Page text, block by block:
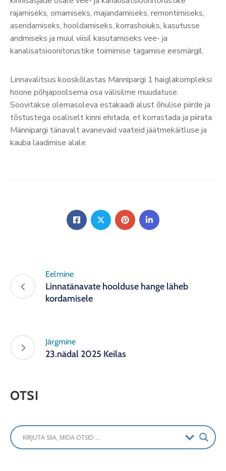
rajamiseks, omamiseks, majandamiseks, remontimiseks,
asendamiseks, hooldamiseks, korrashoiuks, kasutusse
andmiseks ja muul viisil kasutamiseks vee- ja
kanalisatsioonitorustike toimimise tagamise eesmärgil.
Linnavalitsus kooskõlastas Männipargi 1 haiglakompleksi
hoone põhjapoolsema osa välisilme muudatuse.
Soovitakse olemasoleva estakaadi alust õhulise piirde ja
tõstustega osaliselt kinni ehitada, et korrastada ja piirata
Männipargi tänavalt avanevaid vaateid jäätmekäitluse ja
kauba laadimise alale.
Eelmine
Linnatänavate hoolduse hange läheb
kordamisele
Järgmine
23.nädal 2025 Keilas
OTSI